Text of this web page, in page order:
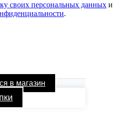
своих персональных данных и
.
в магазин